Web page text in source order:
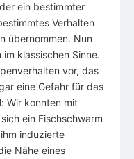
ein bestimmter
Verhalten
übernommen. Nun
klassischen Sinne.
vor, das
eine Gefahr für das
Wir konnten mit
ein Fischschwarm
induzierte
Nähe eines